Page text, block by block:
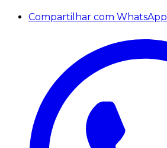
Compartilhar com WhatsApp